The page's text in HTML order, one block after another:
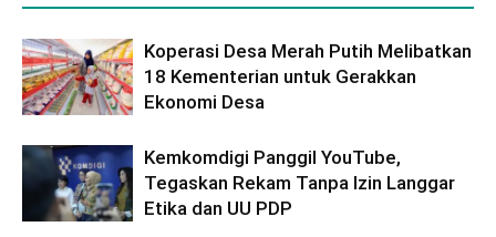
Koperasi Desa Merah Putih Melibatkan
18 Kementerian untuk Gerakkan
Ekonomi Desa
Kemkomdigi Panggil YouTube,
Tegaskan Rekam Tanpa Izin Langgar
Etika dan UU PDP